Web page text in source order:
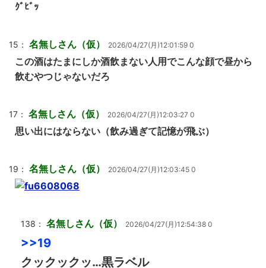
ｸﾞﾋﾞｯ
15： 名無しさん（仮） 2026/04/27(月)12:01:59 0
この酒はたまにしか酒飲まない人用でこんな顔で昼から
飲むやつじゃないだろ
17： 名無しさん（仮） 2026/04/27(月)12:03:27 0
思い出にはならない（飲み過ぎて記憶が飛ぶ）
19： 名無しさん（仮） 2026/04/27(月)12:03:45 0
138： 名無しさん（仮） 2026/04/27(月)12:54:38 0
>>19
クックックッ…黒ラベル